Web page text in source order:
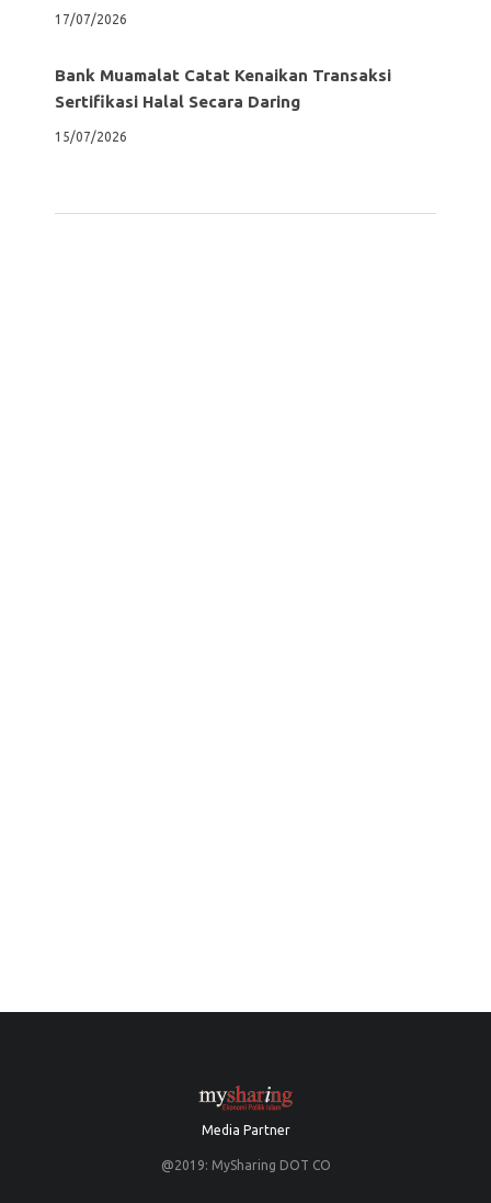
17/07/2026
Bank Muamalat Catat Kenaikan Transaksi
Sertifikasi Halal Secara Daring
15/07/2026
Media Partner
@2019: MySharing DOT CO